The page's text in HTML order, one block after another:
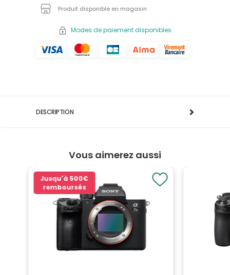
Produit disponible en magasin
Modes de paiement disponibles
DESCRIPTION
Vous aimerez aussi
Jusqu'à 500€
remboursés